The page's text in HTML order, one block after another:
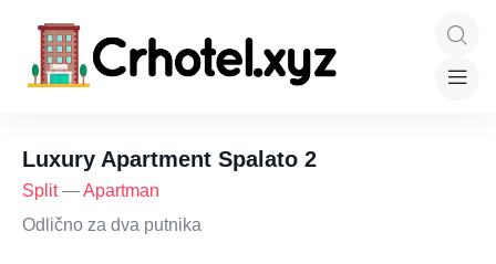
Luxury Apartment Spalato 2
Split—Apartman
Odlično za dva putnika